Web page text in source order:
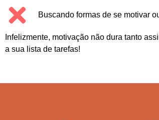
Buscando formas de se motivar
Infelizmente, motivação não dura tanto
a sua lista de tarefas!